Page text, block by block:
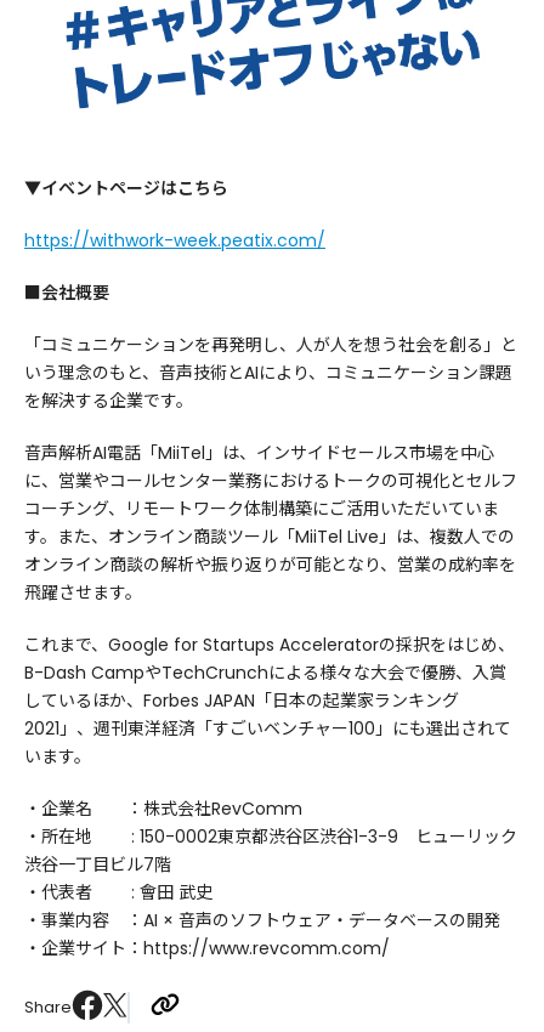
▼イベントページはこちら
https://withwork-week.peatix.com/
■会社概要
「コミュニケーションを再発明し、人が人を想う社会を創る」と
いう理念のもと、音声技術とAIにより、コミュニケーション課題
を解決する企業です。
音声解析AI電話「MiiTel」は、インサイドセールス市場を中心
に、営業やコールセンター業務におけるトークの可視化とセルフ
コーチング、リモートワーク体制構築にご活用いただいていま
す。また、オンライン商談ツール「MiiTel Live」は、複数人での
オンライン商談の解析や振り返りが可能となり、営業の成約率を
飛躍させます。
これまで、Google for Startups Acceleratorの採択をはじめ、
B-Dash CampやTechCrunchによる様々な大会で優勝、入賞
しているほか、Forbes JAPAN「日本の起業家ランキング
2021」、週刊東洋経済「すごいベンチャー100」にも選出されて
います。
・企業名 ：株式会社RevComm
・所在地 : 150-0002東京都渋谷区渋谷1-3-9 ヒューリック
渋谷一丁目ビル7階
・代表者 : 會田 武史
・事業内容 ：AI × 音声のソフトウェア・データベースの開発
・企業サイト：https://www.revcomm.com/
Share